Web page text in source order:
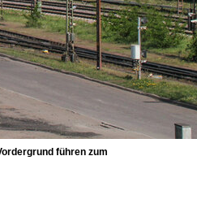
führen zum